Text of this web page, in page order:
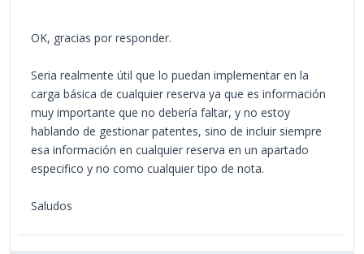
OK, gracias por responder.
Seria realmente útil que lo puedan implementar en la
carga básica de cualquier reserva ya que es información
muy importante que no debería faltar, y no estoy
hablando de gestionar patentes, sino de incluir siempre
esa información en cualquier reserva en un apartado
especifico y no como cualquier tipo de nota.
Saludos